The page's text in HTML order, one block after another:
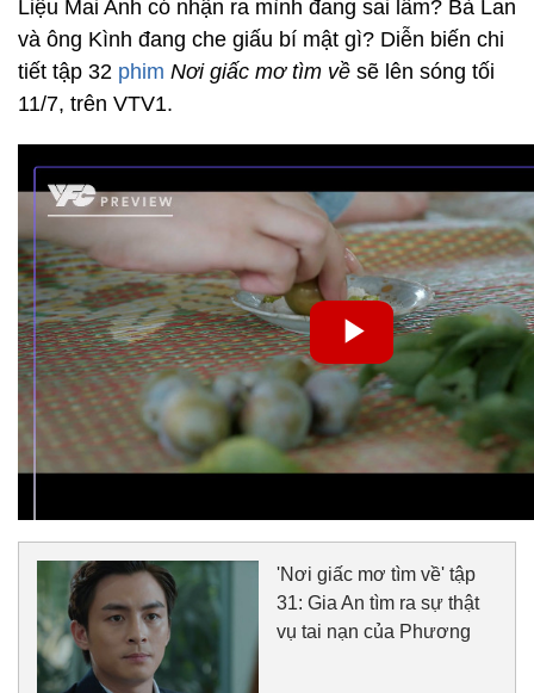
Liệu Mai Anh có nhận ra mình đang sai lầm? Bà Lan
và ông Kình đang che giấu bí mật gì? Diễn biến chi
tiết tập 32 phim Nơi giấc mơ tìm về sẽ lên sóng tối
11/7, trên VTV1.
'Nơi giấc mơ tìm về' tập
31: Gia An tìm ra sự thật
vụ tai nạn của Phương